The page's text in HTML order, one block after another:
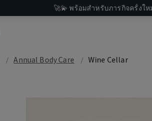
🚀💫 พร้อมสำหรับภารกิจครั้ง
Annual Body Care Wine Cellar